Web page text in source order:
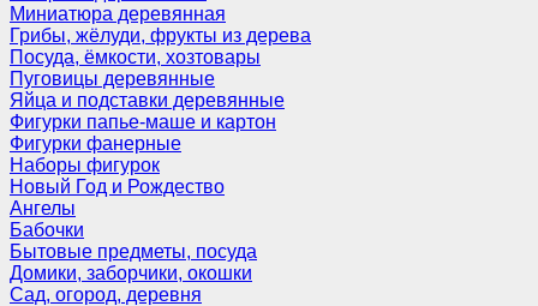
Миниатюра деревянная
Грибы, жёлуди, фрукты из дерева
Посуда, ёмкости, хозтовары
Пуговицы деревянные
Яйца и подставки деревянные
Фигурки папье-маше и картон
Фигурки фанерные
Наборы фигурок
Новый Год и Рождество
Ангелы
Бабочки
Бытовые предметы, посуда
Домики, заборчики, окошки
Сад, огород, деревня